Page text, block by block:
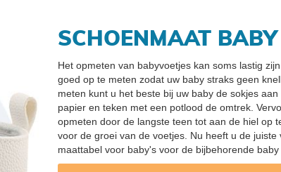
SCHOENMAAT BABY
Het opmeten van babyvoetjes kan soms lastig
goed op te meten zodat uw baby straks geen
meten kunt u het beste bij uw baby de sokjes
papier en teken met een potlood de omtrek.
opmeten door de langste teen tot aan de hiel op
voor de groei van de voetjes. Nu heeft u de
maattabel voor baby's voor de bijbehorende baby